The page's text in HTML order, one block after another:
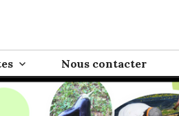
Nous contacter